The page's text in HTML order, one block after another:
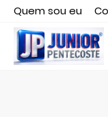
Quem sou eu
Editor